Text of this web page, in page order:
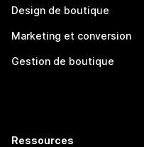
Design de boutique
Marketing et conversion
Gestion de boutique
Ressources